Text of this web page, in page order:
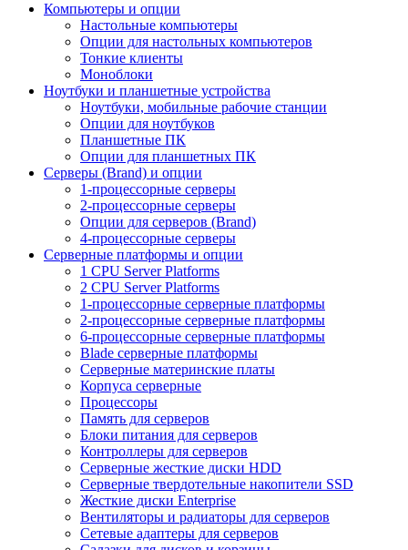
Компьютеры и опции
Настольные компьютеры
Опции для настольных компьютеров
Тонкие клиенты
Моноблоки
Ноутбуки и планшетные устройства
Ноутбуки, мобильные рабочие станции
Опции для ноутбуков
Планшетные ПК
Опции для планшетных ПК
Серверы (Brand) и опции
1-процессорные серверы
2-процессорные серверы
Опции для серверов (Brand)
4-процессорные серверы
Серверные платформы и опции
1 CPU Server Platforms
2 CPU Server Platforms
1-процессорные серверные платформы
2-процессорные серверные платформы
6-процессорные серверные платформы
Blade серверные платформы
Серверные материнские платы
Корпуса серверные
Процессоры
Память для серверов
Блоки питания для серверов
Контроллеры для серверов
Серверные жесткие диски HDD
Серверные твердотельные накопители SSD
Жесткие диски Enterprise
Вентиляторы и радиаторы для серверов
Сетевые адаптеры для серверов